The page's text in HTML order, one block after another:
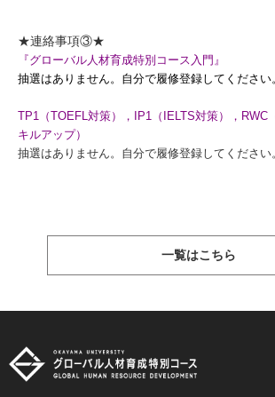
★連絡事項③★
『グローバル人材育成特別コース入門』
抽選はありません。自分で履修登録してください
TP1（TOEFL対策），IP1（IELTS対策），RWC
キルアップ）
抽選はありません。自分で履修登録してください
一覧はこちら